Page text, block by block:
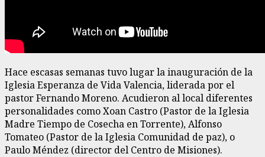
Hace escasas semanas tuvo lugar la inauguración de la
Iglesia Esperanza de Vida Valencia, liderada por el
pastor Fernando Moreno. Acudieron al local diferentes
personalidades como Xoan Castro (Pastor de la Iglesia
Madre Tiempo de Cosecha en Torrente), Alfonso
Tomateo (Pastor de la Iglesia Comunidad de paz), o
Paulo Méndez (director del Centro de Misiones).